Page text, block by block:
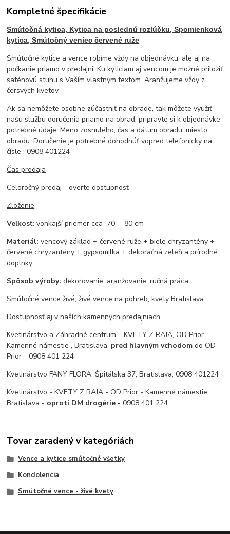
Kompletné špecifikácie
Smútočná kytica, Kytica na poslednú rozlúčku, Spomienková
kytica, Smútočný veniec červené ruže
Smútočné kytice a vence robíme vždy na objednávku, ale aj na
počkanie priamo v predajni. Ku kyticiam aj vencom je možné priložiť
saténovú stuhu s Vaším vlastným textom. Aranžujeme vždy z
čersvých kvetov.
Ak sa nemôžete osobne zúčastniť na obrade, tak môžete využiť
našu službu doručenia priamo na obrad, pripravte si k objednávke
potrebné údaje. Meno zosnulého, čas a dátum obradu, miesto
obradu. Doručenie je potrebné dohodnúť vopred telefonicky na
čísle : 0908 401224
Čas predaja
Celoročný predaj - overte dostupnosť
Zloženie
Veľkosť:vonkajší priemer cca 70 - 80 cm
Materiál: vencový základ + červené ruže + biele chryzantény +
červené chryzantény + gypsomilka + dekoračná zeleň a prírodné
doplnky
Spôsob výroby: dekorovanie, aranžovanie, ručná práca
Smútočné vence živé, živé vence na pohreb, kvety Bratislava
Dostupnosť aj v naších kamenných predajniach
Kvetinárstvo a Záhradné centrum – KVETY Z RAJA, OD Prior -
Kamenné námestie , Bratislava, pred hlavným vchodom do OD
Prior - 0908 401 224
Kvetinárstvo FANY FLORA, Špitálska 37, Bratislava, 0908 401224
Kvetinárstvo - KVETY Z RAJA - OD Prior - Kamenné námestie,
Bratislava - oproti DM drogérie -0908 401 224
Tovar zaradený v kategóriách
Vence a kytice smútočné všetky
Kondolencia
Smútočné vence - živé kvety